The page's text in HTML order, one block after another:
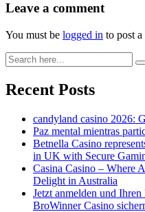
Leave a comment
You must be logged in to post a
Recent Posts
candyland casino 2026:
Paz mental mientras
Betnella Casino
in UK with Secure
Casina Casino – Where
Delight in Australia
Jetzt anmelden und
BroWinner Casino